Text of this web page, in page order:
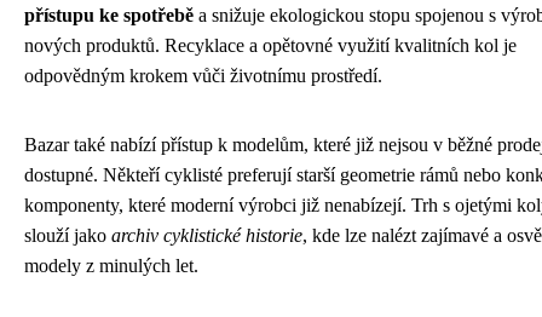
přístupu ke spotřebě a snižuje ekologickou stopu spojenou s
nových produktů. Recyklace a opětovné využití kvalitních kol je
odpovědným krokem vůči životnímu prostředí.
Bazar také nabízí přístup k modelům, které již nejsou v běžné
dostupné. Někteří cyklisté preferují starší geometrie rámů nebo
komponenty, které moderní výrobci již nenabízejí. Trh s ojetými
slouží jako archiv cyklistické historie, kde lze nalézt zajímavé a
modely z minulých let.